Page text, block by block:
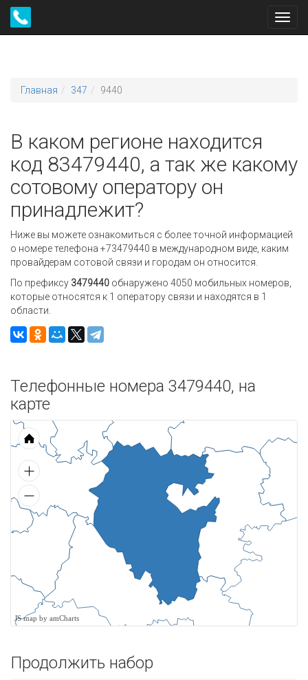
Главная 347 9440
В каком регионе находится
код 83479440, а так же какому
сотовому оператору он
принадлежит?
Ниже вы можете ознакомиться с более точной информацией
о номере телефона +73479440 в международном виде, каким
провайдерам сотовой связи и городам он относится.
По префиксу 3479440 обнаружено 4050 мобильных номеров,
которые относятся к 1 оператору связи и находятся в 1
области.
Телефонные номера 3479440, на
карте
JS map by amCharts
Продолжить набор